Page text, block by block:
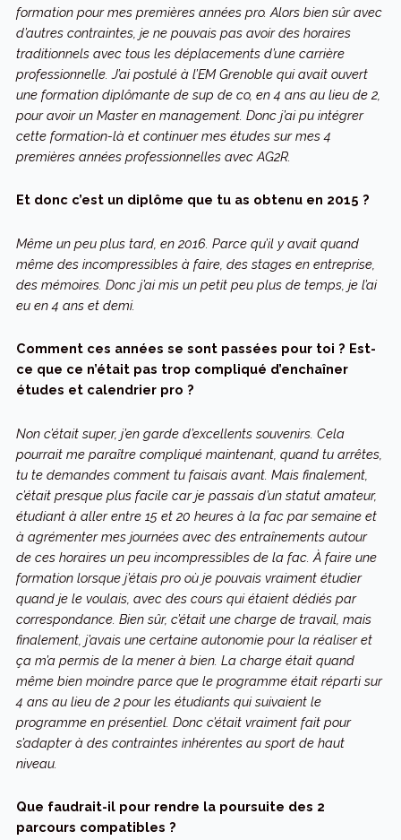
formation pour mes premières années pro. Alors bien sûr avec
d’autres contraintes, je ne pouvais pas avoir des horaires
traditionnels avec tous les déplacements d’une carrière
professionnelle. J’ai postulé à l’EM Grenoble qui avait ouvert
une formation diplômante de sup de co, en 4 ans au lieu de 2,
pour avoir un Master en management. Donc j’ai pu intégrer
cette formation-là et continuer mes études sur mes 4
premières années professionnelles avec AG2R.
Et donc c’est un diplôme que tu as obtenu en 2015 ?
Même un peu plus tard, en 2016. Parce qu’il y avait quand
même des incompressibles à faire, des stages en entreprise,
des mémoires. Donc j’ai mis un petit peu plus de temps, je l’ai
eu en 4 ans et demi.
Comment ces années se sont passées pour toi ? Est-
ce que ce n’était pas trop compliqué d’enchaîner
études et calendrier pro ?
Non c’était super, j’en garde d’excellents souvenirs. Cela
pourrait me paraître compliqué maintenant, quand tu arrêtes,
tu te demandes comment tu faisais avant. Mais finalement,
c’était presque plus facile car je passais d’un statut amateur,
étudiant à aller entre 15 et 20 heures à la fac par semaine et
à agrémenter mes journées avec des entraînements autour
de ces horaires un peu incompressibles de la fac. À faire une
formation lorsque j’étais pro où je pouvais vraiment étudier
quand je le voulais, avec des cours qui étaient dédiés par
correspondance. Bien sûr, c’était une charge de travail, mais
finalement, j’avais une certaine autonomie pour la réaliser et
ça m’a permis de la mener à bien. La charge était quand
même bien moindre parce que le programme était réparti sur
4 ans au lieu de 2 pour les étudiants qui suivaient le
programme en présentiel. Donc c’était vraiment fait pour
s’adapter à des contraintes inhérentes au sport de haut
niveau.
Que faudrait-il pour rendre la poursuite des 2
parcours compatibles ?